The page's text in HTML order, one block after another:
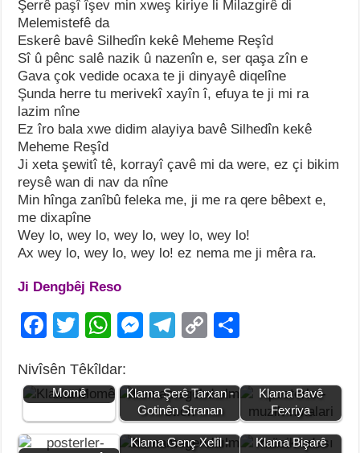
Şerrê paşî îşev min xweş kiriye li Milazgirê di
Melemistefê da
Eskerê bavê Silhedîn kekê Meheme Reşîd
Sî û pênc salê nazik û nazenîn e, ser qaşa zîn e
Gava çok vedide ocaxa te ji dinyayê diqelîne
Şunda herre tu merivekî xayîn î, efuya te ji mi ra
lazim nîne
Ez îro bala xwe didim alayiya bavê Silhedîn kekê
Meheme Reşîd
Ji xeta şewitî tê, korrayî çavê mi da were, ez çi bikim
reysê wan di nav da nîne
Min hînga zanîbû feleka me, ji me ra qere bêbext e,
me dixapîne
Wey lo, wey lo, wey lo, wey lo, wey lo!
Ax wey lo, wey lo, wey lo! ez nema me ji mêra ra.
Ji Dengbêj Reso
F
c
e
b
T
tt
er
W
at
s
A
M
e
n
T
gr
a
C
y
Li
e
Nivîsên Têkîldar:
Çîroka Klama
Momê
Klama Şerê Tarxan -
Gotinên Stranan
Klama Bavê
Fexriya
Klama Genç Xelîl -
Klama Bişarê